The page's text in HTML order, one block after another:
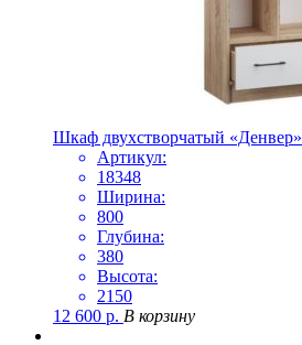
Шкаф двухстворчатый «Денвер»
Артикул:
18348
Ширина:
800
Глубина:
380
Высота:
2150
12 600 р. В корзину